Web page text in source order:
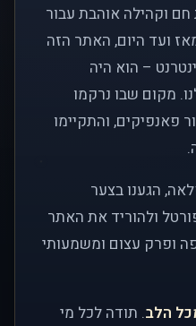
חם וקהילה אוהבת עבור
ועד היום, האתר הזה
– הוא היה
מקום שבו נרקמו
פאנפיקים, והתקיימו
הגענו בצער
ולהוריד את האתר
ופרק עצום ומשמעותי
הלב. תודה לכל מי